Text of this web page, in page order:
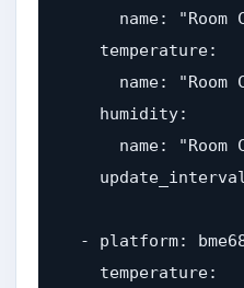
name: "Room
    temperature:
name: "Room
    humidity:
name: "Room
- platform:
    temperature: